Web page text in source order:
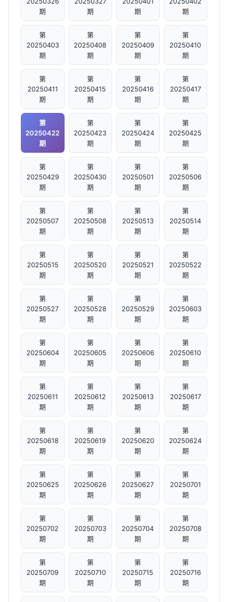
期
期
期
期
第
20250403
期
第
20250408
期
第
20250409
期
第
20250410
期
第
20250411
期
第
20250415
期
第
20250416
期
第
20250417
期
第
20250422
期
第
20250423
期
第
20250424
期
第
20250425
期
第
20250429
期
第
20250430
期
第
20250501
期
第
20250506
期
第
20250507
期
第
20250508
期
第
20250513
期
第
20250514
期
第
20250515
期
第
20250520
期
第
20250521
期
第
20250522
期
第
20250527
期
第
20250528
期
第
20250529
期
第
20250603
期
第
20250604
期
第
20250605
期
第
20250606
期
第
20250610
期
第
20250611
期
第
20250612
期
第
20250613
期
第
20250617
期
第
20250618
期
第
20250619
期
第
20250620
期
第
20250624
期
第
20250625
期
第
20250626
期
第
20250627
期
第
20250701
期
第
20250702
期
第
20250703
期
第
20250704
期
第
20250708
期
第
20250709
期
第
20250710
期
第
20250715
期
第
20250716
期